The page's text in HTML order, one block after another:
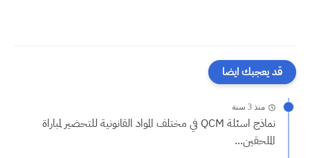
قد يعجبك ايضا
منذ 3 سنة
نماذج اسئلة QCM في مختلف المواد القانونية للتحضير لمباراة
الملحقين...